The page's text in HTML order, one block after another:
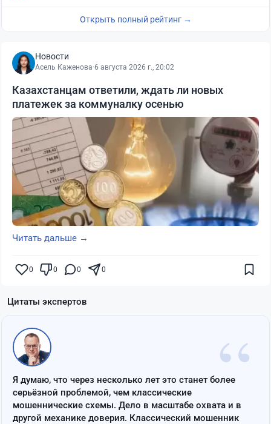
Открыть полный рейтинг →
Новости
Асель Каженова·6 августа 2026 г., 20:02
Казахстанцам ответили, ждать ли новых
платежек за коммуналку осенью
Читать дальше →
0 0 0 0
Цитаты экспертов
“
Я думаю, что через несколько лет это станет более
серьёзной проблемой, чем классические
мошеннические схемы. Дело в масштабе охвата и в
другой механике доверия. Классический мошенник